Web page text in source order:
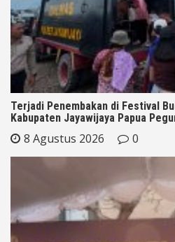
Terjadi Penembakan di Festival
Kabupaten Jayawijaya Papua
8 Agustus 2026 0